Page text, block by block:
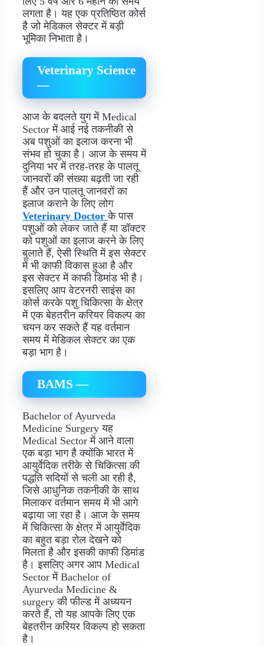
लगता है। यह एक प्रतिष्ठित कोर्स
है जो मेडिकल सेक्टर में बड़ी
भूमिका निभाता है।
Veterinary Science
—
आज के बदलते युग में Medical
Sector में आई नई तकनीकी से
अब पशुओं का इलाज करना भी
संभव हो चुका है। आज के समय में
दुनिया भर में तरह-तरह के पालतू
जानवरों की संख्या बढ़ती जा रही
हैं और उन पालतू जानवरों का
इलाज कराने के लिए लोग
Veterinary Doctorके पास
पशुओं को लेकर जाते हैं या डॉक्टर
को पशुओं का इलाज करने के लिए
बुलाते हैं, ऐसी स्थिति में इस सेक्टर
में भी काफी विकास हुआ है और
इस सेक्टर में काफी डिमांड भी है।
इसलिए आप वेटरनरी साइंस का
कोर्स करके पशु चिकित्सा के क्षेत्र
में एक बेहतरीन करियर विकल्प का
चयन कर सकते हैं यह वर्तमान
समय में मेडिकल सेक्टर का एक
बड़ा भाग है।
BAMS —
Bachelor of Ayurveda
Medicine Surgery यह
Medical Sector में आने वाला
एक बड़ा भाग है क्योंकि भारत में
आयुर्वेदिक तरीके से चिकित्सा की
पद्धति सदियों से चली आ रही है,
जिसे आधुनिक तकनीकी के साथ
मिलाकर वर्तमान समय में भी आगे
बढ़ाया जा रहा है। आज के समय
में चिकित्सा के क्षेत्र में आयुर्वेदिक
का बहुत बड़ा रोल देखने को
मिलता है और इसकी काफी डिमांड
है। इसलिए अगर आप Medical
Sector में Bachelor of
Ayurveda Medicine &
surgery की फील्ड में अध्ययन
करते हैं, तो यह आपके लिए एक
बेहतरीन करियर विकल्प हो सकता
है।